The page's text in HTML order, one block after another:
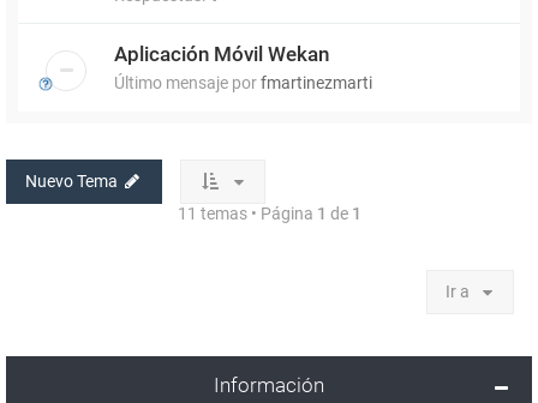
Aplicación Móvil Wekan
Último mensaje porfmartinezmarti
Nuevo Tema
11 temas • Página 1 de 1
Ir a
Información